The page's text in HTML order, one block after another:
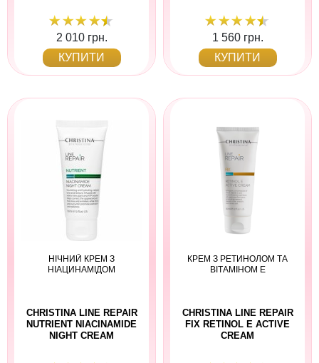
2 010 грн.
КУПИТИ
1 560 грн.
КУПИТИ
НІЧНИЙ КРЕМ З
НІАЦИНАМІДОМ
CHRISTINA LINE REPAIR
NUTRIENT NIACINAMIDE
NIGHT CREAM
КРЕМ З РЕТИНОЛОМ ТА
ВІТАМІНОМ Е
CHRISTINA LINE REPAIR
FIX RETINOL E ACTIVE
CREAM